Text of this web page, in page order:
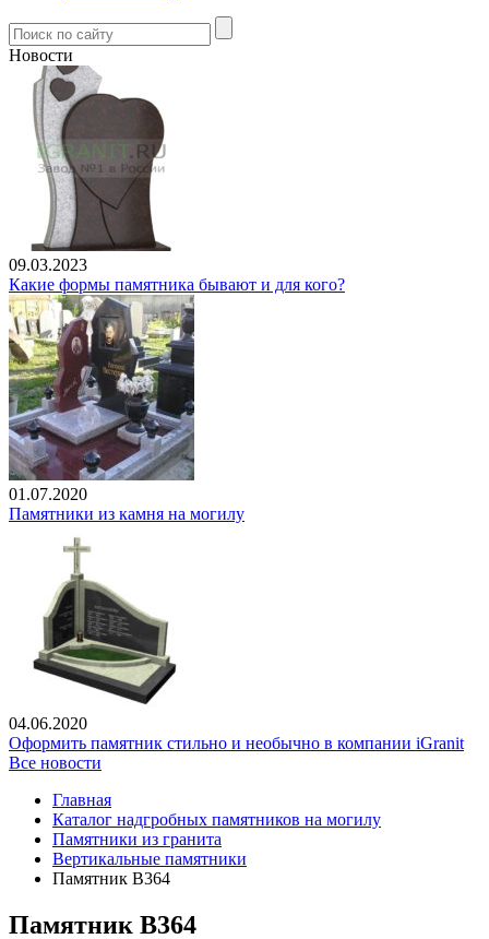
Новости
09.03.2023
Какие формы памятника бывают и для кого?
01.07.2020
Памятники из камня на могилу
04.06.2020
Оформить памятник стильно и необычно в компании iGranit
Все новости
Главная
Каталог надгробных памятников на могилу
Памятники из гранита
Вертикальные памятники
Памятник В364
Памятник В364